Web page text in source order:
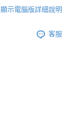
顯示電腦版詳細說明
客服